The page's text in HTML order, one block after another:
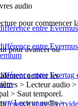
entre
entre
entre Evertag
entre
audio
pour commencer
pour avancer ou
activer les
> Lecteur audio >
> Saut temporel.
> Lecteur audio >